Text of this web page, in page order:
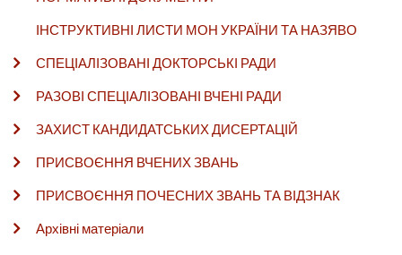
ІНСТРУКТИВНІ ЛИСТИ МОН УКРАЇНИ ТА НАЗЯВО
СПЕЦІАЛІЗОВАНІ ДОКТОРСЬКІ РАДИ
РАЗОВІ СПЕЦІАЛІЗОВАНІ ВЧЕНІ РАДИ
ЗАХИСТ КАНДИДАТСЬКИХ ДИСЕРТАЦІЙ
ПРИСВОЄННЯ ВЧЕНИХ ЗВАНЬ
ПРИСВОЄННЯ ПОЧЕСНИХ ЗВАНЬ ТА ВІДЗНАК
Архівні матеріали